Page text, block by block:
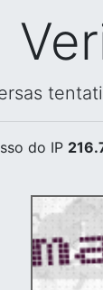
do IP